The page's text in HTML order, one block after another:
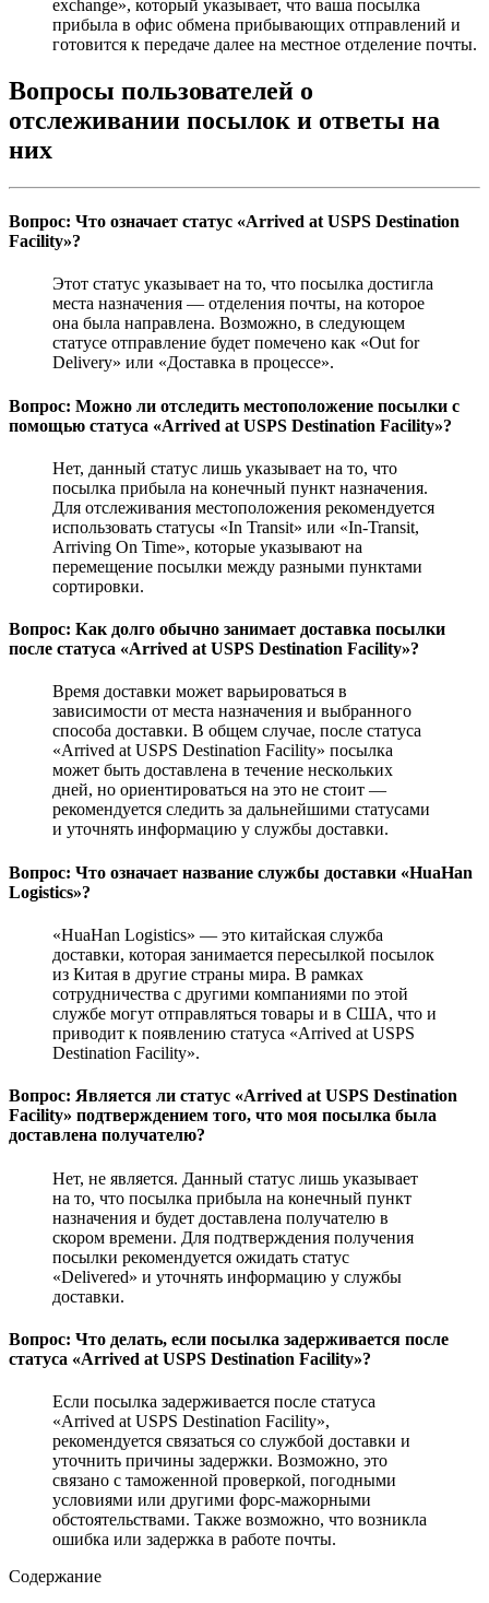
exchange», который указывает, что ваша посылка
прибыла в офис обмена прибывающих отправлений и
готовится к передаче далее на местное отделение почты.
Вопросы пользователей о
отслеживании посылок и ответы на
них
Вопрос: Что означает статус «Arrived at USPS Destination
Facility»?
Этот статус указывает на то, что посылка достигла
места назначения — отделения почты, на которое
она была направлена. Возможно, в следующем
статусе отправление будет помечено как «Out for
Delivery» или «Доставка в процессе».
Вопрос: Можно ли отследить местоположение посылки с
помощью статуса «Arrived at USPS Destination Facility»?
Нет, данный статус лишь указывает на то, что
посылка прибыла на конечный пункт назначения.
Для отслеживания местоположения рекомендуется
использовать статусы «In Transit» или «In-Transit,
Arriving On Time», которые указывают на
перемещение посылки между разными пунктами
сортировки.
Вопрос: Как долго обычно занимает доставка посылки
после статуса «Arrived at USPS Destination Facility»?
Время доставки может варьироваться в
зависимости от места назначения и выбранного
способа доставки. В общем случае, после статуса
«Arrived at USPS Destination Facility» посылка
может быть доставлена в течение нескольких
дней, но ориентироваться на это не стоит —
рекомендуется следить за дальнейшими статусами
и уточнять информацию у службы доставки.
Вопрос: Что означает название службы доставки «HuaHan
Logistics»?
«HuaHan Logistics» — это китайская служба
доставки, которая занимается пересылкой посылок
из Китая в другие страны мира. В рамках
сотрудничества с другими компаниями по этой
службе могут отправляться товары и в США, что и
приводит к появлению статуса «Arrived at USPS
Destination Facility».
Вопрос: Является ли статус «Arrived at USPS Destination
Facility» подтверждением того, что моя посылка была
доставлена получателю?
Нет, не является. Данный статус лишь указывает
на то, что посылка прибыла на конечный пункт
назначения и будет доставлена получателю в
скором времени. Для подтверждения получения
посылки рекомендуется ожидать статус
«Delivered» и уточнять информацию у службы
доставки.
Вопрос: Что делать, если посылка задерживается после
статуса «Arrived at USPS Destination Facility»?
Если посылка задерживается после статуса
«Arrived at USPS Destination Facility»,
рекомендуется связаться со службой доставки и
уточнить причины задержки. Возможно, это
связано с таможенной проверкой, погодными
условиями или другими форс-мажорными
обстоятельствами. Также возможно, что возникла
ошибка или задержка в работе почты.
Содержание